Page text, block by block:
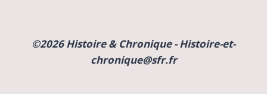
©2026 Histoire & Chronique - Histoire-et-
chronique@sfr.fr